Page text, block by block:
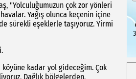
"Yolculuğumuzun çok zor yönleri
Yağış olunca keçenin içine
sürekli eşeklerle taşıyoruz. Yirmi
kadar yol gideceğim. Çok
Dağlık bölgelerden,